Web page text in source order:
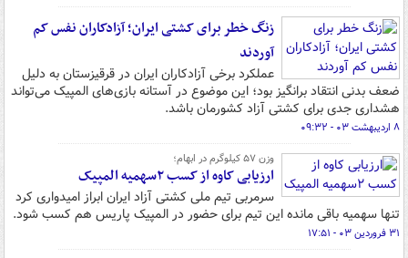
زنگ خطر برای کشتی ایران؛ آزادکاران نفس کم
آوردند
عملکرد برخی آزادکاران ایران در قرقیزستان به دلیل
ضعف بدنی انتقاد برانگیز بود؛ این موضوع در آستانه بازی‌های المپیک می‌تواند
هشداری جدی برای کشتی آزاد کشورمان باشد.
۸ اردیبهشت ۰۳ - ۰۹:۳۲
وزن ۵۷ کیلوگرم در ابهام؛
ارزیابی کاوه از کسب ۲سهمیه المپیک
سرمربی تیم ملی کشتی آزاد ایران ابراز امیدواری کرد
تنها سهمیه باقی مانده این تیم برای حضور در المپیک پاریس هم کسب شود.
۳۱ فروردین ۰۳ - ۱۷:۵۱